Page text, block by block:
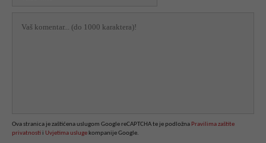
Ova stranica je zaštićena uslugom Google reCAPTCHA te je podložna Pravilima zaštite
privatnosti i Uvjetima usluge kompanije Google.